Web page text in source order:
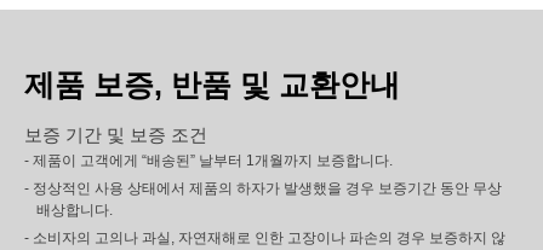
제품 보증, 반품 및 교환안내
보증 기간 및 보증 조건
- 제품이 고객에게 “배송된” 날부터 1개월까지 보증합니다.
- 정상적인 사용 상태에서 제품의 하자가 발생했을 경우 보증기간 동안 무상
배상합니다.
- 소비자의 고의나 과실, 자연재해로 인한 고장이나 파손의 경우 보증하지 않